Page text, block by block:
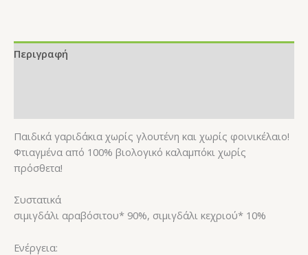
Περιγραφή
Παιδικά γαριδάκια χωρίς γλουτένη και χωρίς φοινικέλαιο!
Φτιαγμένα από 100% βιολογικό καλαμπόκι χωρίς
πρόσθετα!
Συστατικά
σιμιγδάλι αραβόσιτου* 90%, σιμιγδάλι κεχριού* 10%
Ενέργεια: